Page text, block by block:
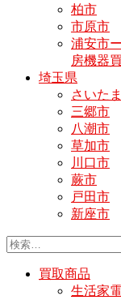
柏市
市原市
浦安市
房機器
埼玉県
さいた
三郷市
八潮市
草加市
川口市
蕨市
戸田市
新座市
買取商品
生活家